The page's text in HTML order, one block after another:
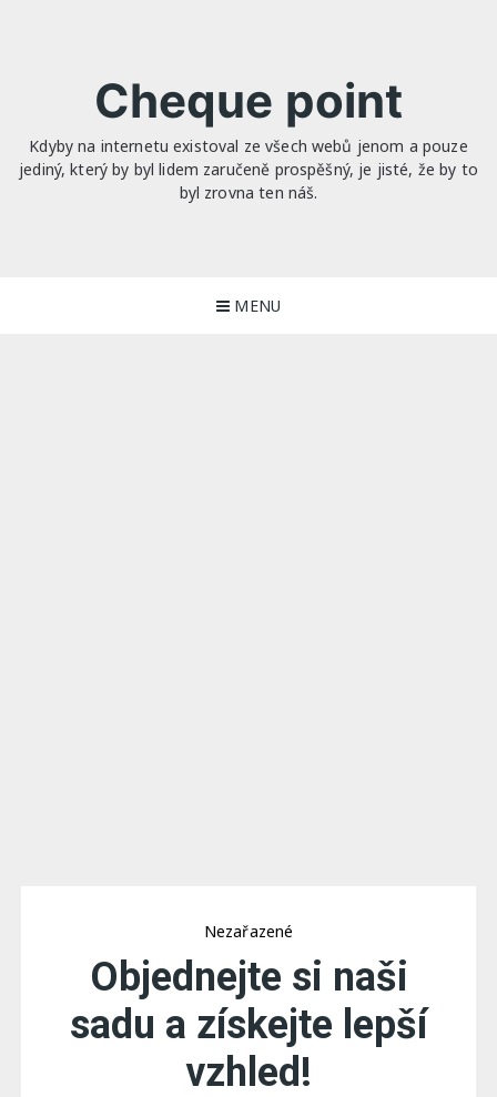
Cheque point
Kdyby na internetu existoval ze všech webů jenom a pouze
jediný, který by byl lidem zaručeně prospěšný, je jisté, že by to
byl zrovna ten náš.
MENU
Nezařazené
Objednejte si naši
sadu a získejte lepší
vzhled!